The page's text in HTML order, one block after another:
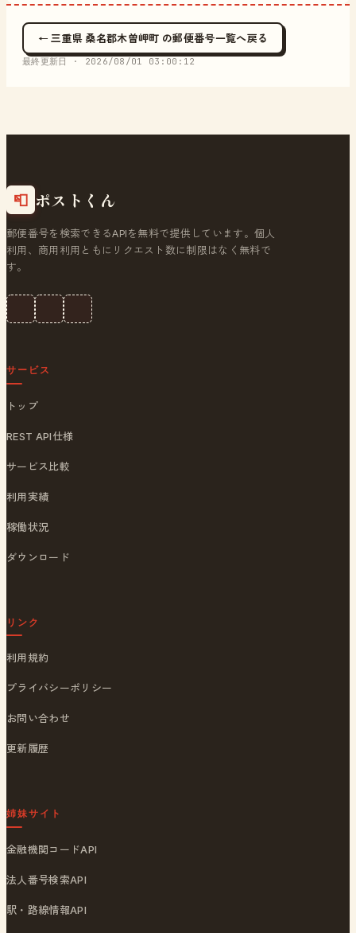
← 三重県 桑名郡木曽岬町 の郵便番号一覧へ戻る
最終更新日 · 2026/08/01 03:00:12
📮 ポストくん
郵便番号を検索できるAPIを無料で提供しています。個人
利用、商用利用ともにリクエスト数に制限はなく無料で
す。
サービス
トップ
REST API仕様
サービス比較
利用実績
稼働状況
ダウンロード
リンク
利用規約
プライバシーポリシー
お問い合わせ
更新履歴
姉妹サイト
金融機関コードAPI
法人番号検索API
駅・路線情報API